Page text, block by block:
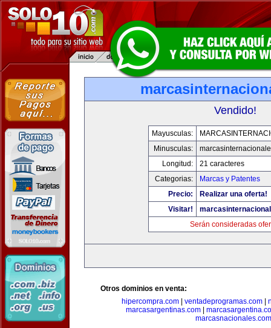
Vendido!
Mayusculas:
Minusculas:
Longitud:
21 caracteres
Categorias:
Marcas y Patentes
Precio:
Realizar una oferta!
Visitar!
Serán consideradas
Otros dominios en venta:
hipercompra.com
ventadeprogramas.com
marcasargentinas.com
marcasnacionales.com